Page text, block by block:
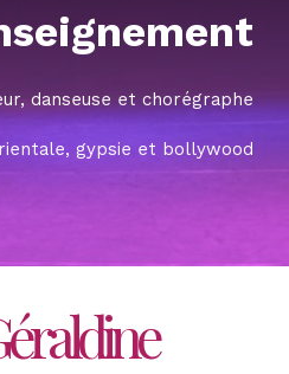
danseuse et chorégraphe
gypsie et bollywood